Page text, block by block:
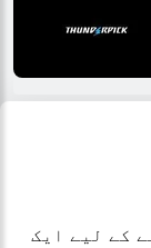
کے لیے ایک